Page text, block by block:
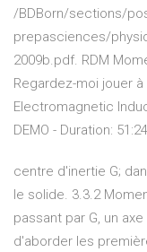
/BDBorn/sections/
prepasciences/
2009b.pdf. RDM
Regardez-moi jouer
Electromagnetic
DEMO - Duration:
centre d'inertie G;
le solide. 3.3.2
passant par G, un
d'aborder les